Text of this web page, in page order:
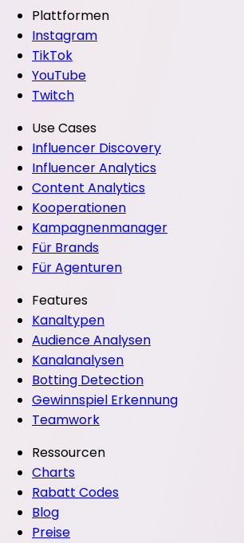
Plattformen
Instagram
TikTok
YouTube
Twitch
Use Cases
Influencer Discovery
Influencer Analytics
Content Analytics
Kooperationen
Kampagnenmanager
Für Brands
Für Agenturen
Features
Kanaltypen
Audience Analysen
Kanalanalysen
Botting Detection
Gewinnspiel Erkennung
Teamwork
Ressourcen
Charts
Rabatt Codes
Blog
Preise